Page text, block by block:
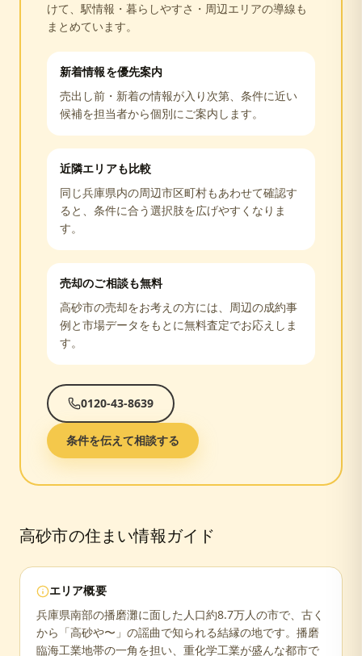
けて、駅情報・暮らしやすさ・周辺エリアの導線も
まとめています。
新着情報を優先案内
売出し前・新着の情報が入り次第、条件に近い
候補を担当者から個別にご案内します。
近隣エリアも比較
同じ兵庫県内の周辺市区町村もあわせて確認す
ると、条件に合う選択肢を広げやすくなりま
す。
売却のご相談も無料
高砂市の売却をお考えの方には、周辺の成約事
例と市場データをもとに無料査定でお応えしま
す。
0120-43-8639
条件を伝えて相談する
高砂市の住まい情報ガイド
エリア概要
兵庫県南部の播磨灘に面した人口約8.7万人の市で、古く
から「高砂や〜」の謡曲で知られる結縁の地です。播磨
臨海工業地帯の一角を担い、重化学工業が盛んな都市で